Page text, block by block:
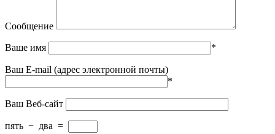
Сообщение
Ваше имя *
Ваш E-mail (адрес электронной почты)
*
Ваш Веб-сайт
пять − два =